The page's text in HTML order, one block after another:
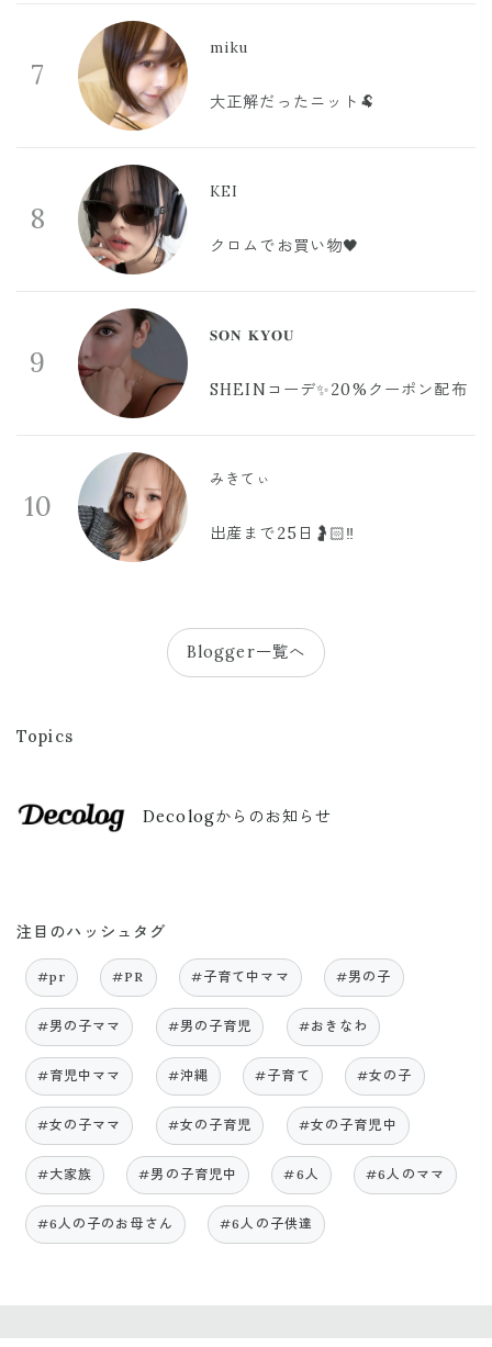
7
miku
大正解だったニット🐏
8
KEI
クロムでお買い物🖤
9
𝐒𝐎𝐍 𝐊𝐘𝐎𝐔
SHEINコーデ✨20%クーポン配布
10
みきてぃ
出産まで25日🤰🏻‼️
Blogger一覧へ
Topics
Decologからのお知らせ
注目のハッシュタグ
#pr #PR #子育て中ママ #男の子
#男の子ママ #男の子育児 #おきなわ
#育児中ママ #沖縄 #子育て #女の子
#女の子ママ #女の子育児 #女の子育児中
#大家族 #男の子育児中 #6人 #6人のママ
#6人の子のお母さん #6人の子供達